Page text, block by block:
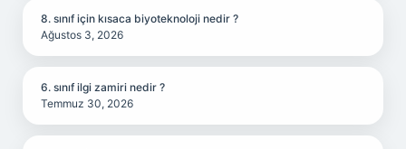
8. sınıf için kısaca biyoteknoloji nedir ?
Ağustos 3, 2026
6. sınıf ilgi zamiri nedir ?
Temmuz 30, 2026